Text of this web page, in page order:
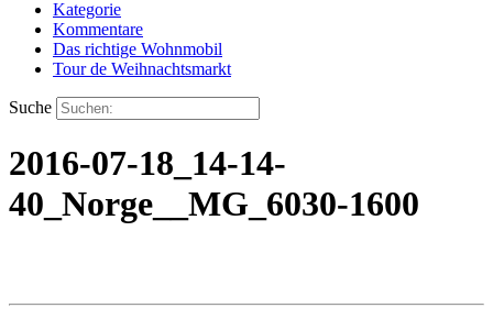
Kategorie
Kommentare
Das richtige Wohnmobil
Tour de Weihnachtsmarkt
Suche
2016-07-18_14-14-
40_Norge__MG_6030-1600